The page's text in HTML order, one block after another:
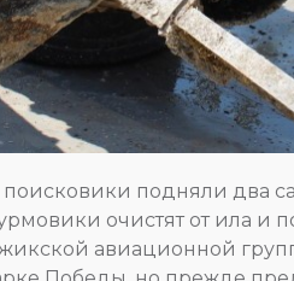
подняли два
очистят от ила и
авиационной